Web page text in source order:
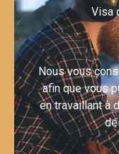
Visa
Nous vous
afin que vous
en travaillant à